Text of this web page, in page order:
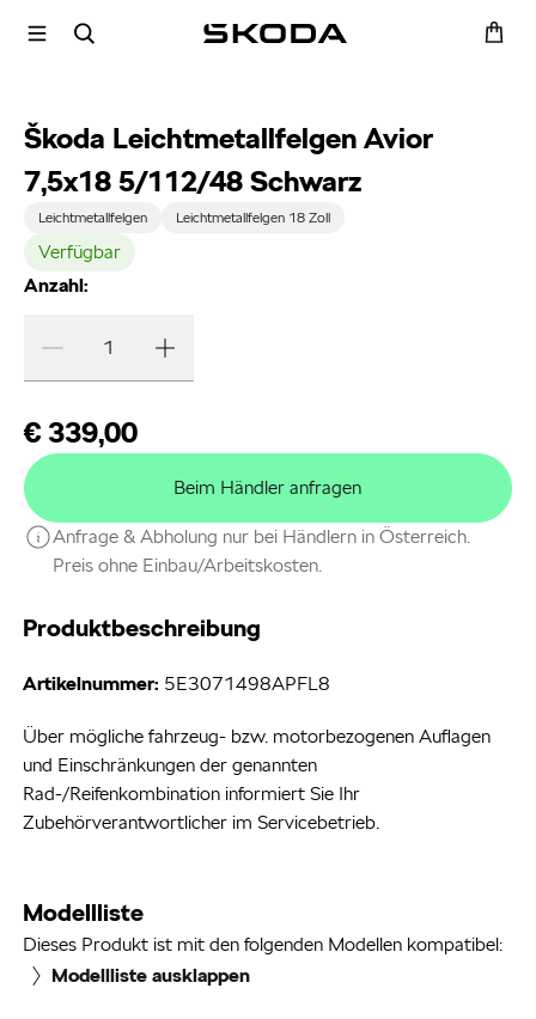
Produktbeschreibung
Artikelnummer: 5E3071498APFL8
Über mögliche fahrzeug- bzw. motorbezogenen Auflagen
und Einschränkungen der genannten
Rad-/Reifenkombination informiert Sie Ihr
Zubehörverantwortlicher im Servicebetrieb.
Modellliste
Dieses Produkt ist mit den folgenden Modellen kompatibel:
Modellliste ausklappen
Škoda Leichtmetallfelgen Avior
7,5x18 5/112/48 Schwarz
Leichtmetallfelgen Leichtmetallfelgen 18 Zoll
Verfügbar
Anzahl:
€ 339,00
Beim Händler anfragen
Anfrage & Abholung nur bei Händlern in Österreich.
Preis ohne Einbau/Arbeitskosten.